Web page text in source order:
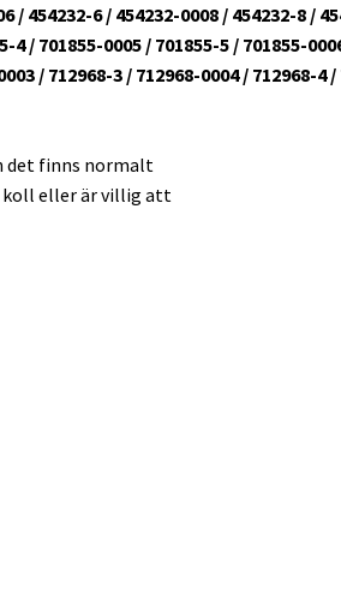
454232-6 / 454232-0008 / 454232-8 /
4 / 701855-0005 / 701855-5 / 701855-
/ 712968-3 / 712968-0004 / 712968-4 /
det finns normalt
koll eller är villig att